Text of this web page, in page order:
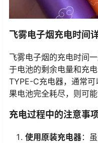
飞雾电子烟充电时间
飞雾电子烟的充电时间
于电池的剩余电量和充
TYPE-C充电器，通常
果电池完全耗尽，则可
充电过程中的注意事
使用原装充电器：